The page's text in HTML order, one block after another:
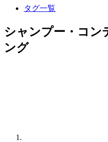
タグ一覧
シャンプー・コン
ング